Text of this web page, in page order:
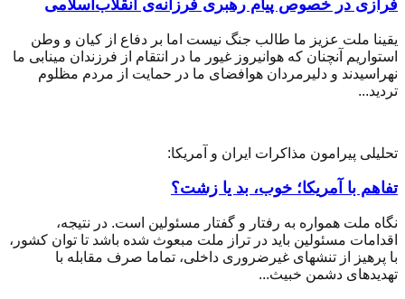
فرازی در خصوص پیام رهبری فرزانه‌ی انقلاب‌اسلامی
یقینا ملت عزیز ما طالب جنگ نیست اما بر دفاع از کیان و وطن
استواریم آنچنان که هوانیروز غیور ما در انتقام از فرزندان مینابی ما
نهراسیدند و دلیرمردان هوافضای ما در حمایت از مردم مظلوم
تردید...
تحلیلی پیرامون مذاکرات ایران و آمریکا:
تفاهم با آمریکا؛ خوب، بد یا زشت؟
نگاه ملت همواره به رفتار و گفتار مسئولین است. در نتیجه،
اقدامات مسئولین باید در تراز ملت مبعوث شده باشد تا توان کشور،
با پرهیز از تنشهای غیر‌ضروری داخلی، تماما صرف مقابله با
تهدیدهای دشمن خبیث...